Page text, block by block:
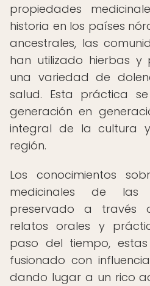
propiedades
historia en los países
ancestrales, las
han utilizado hierbas
una variedad de
salud. Esta práctica
generación en
integral de la cultura
región.
Los conocimientos
medicinales de
preservado a través
relatos orales y
paso del tiempo,
fusionado con
dando lugar a un rico